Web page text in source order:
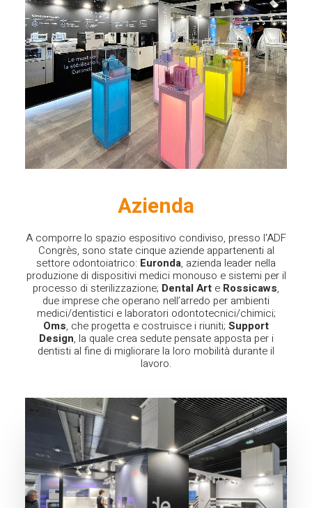
Azienda
A comporre lo spazio espositivo condiviso, presso l'ADF
Congrès, sono state cinque aziende appartenenti al
settore odontoiatrico: Euronda, azienda leader nella
produzione di dispositivi medici monouso e sistemi per il
processo di sterilizzazione; Dental Art e Rossicaws,
due imprese che operano nell’arredo per ambienti
medici/dentistici e laboratori odontotecnici/chimici;
Oms, che progetta e costruisce i riuniti; Support
Design, la quale crea sedute pensate apposta per i
dentisti al fine di migliorare la loro mobilità durante il
lavoro.